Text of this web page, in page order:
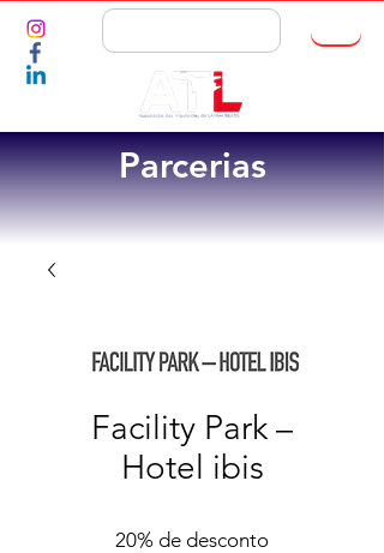
Parcerias
Facility Park –
Hotel ibis
20% de desconto